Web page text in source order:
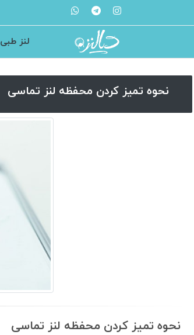
لنز طبی
نحوه تمیز کردن محفظه لنز تماسی
نحوه تمیز کردن محفظه لنز تماسی